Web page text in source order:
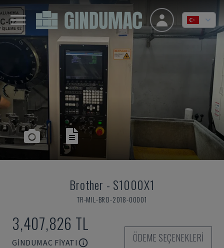
Brother - S1000X1
TR-MIL-BRO-2018-00001
3,407,826 TL
GINDUMAC FIYATI
ÖDEME SEÇENEKLERI